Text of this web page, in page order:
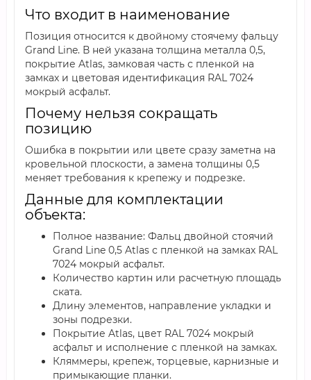
Что входит в наименование
Позиция относится к двойному стоячему фальцу
Grand Line. В ней указана толщина металла 0,5,
покрытие Atlas, замковая часть с пленкой на
замках и цветовая идентификация RAL 7024
мокрый асфальт.
Почему нельзя сокращать
позицию
Ошибка в покрытии или цвете сразу заметна на
кровельной плоскости, а замена толщины 0,5
меняет требования к крепежу и подрезке.
Данные для комплектации
объекта:
Полное название: Фальц двойной стоячий
Grand Line 0,5 Atlas с пленкой на замках RAL
7024 мокрый асфальт.
Количество картин или расчетную площадь
ската.
Длину элементов, направление укладки и
зоны подрезки.
Покрытие Atlas, цвет RAL 7024 мокрый
асфальт и исполнение с пленкой на замках.
Кляммеры, крепеж, торцевые, карнизные и
примыкающие планки.